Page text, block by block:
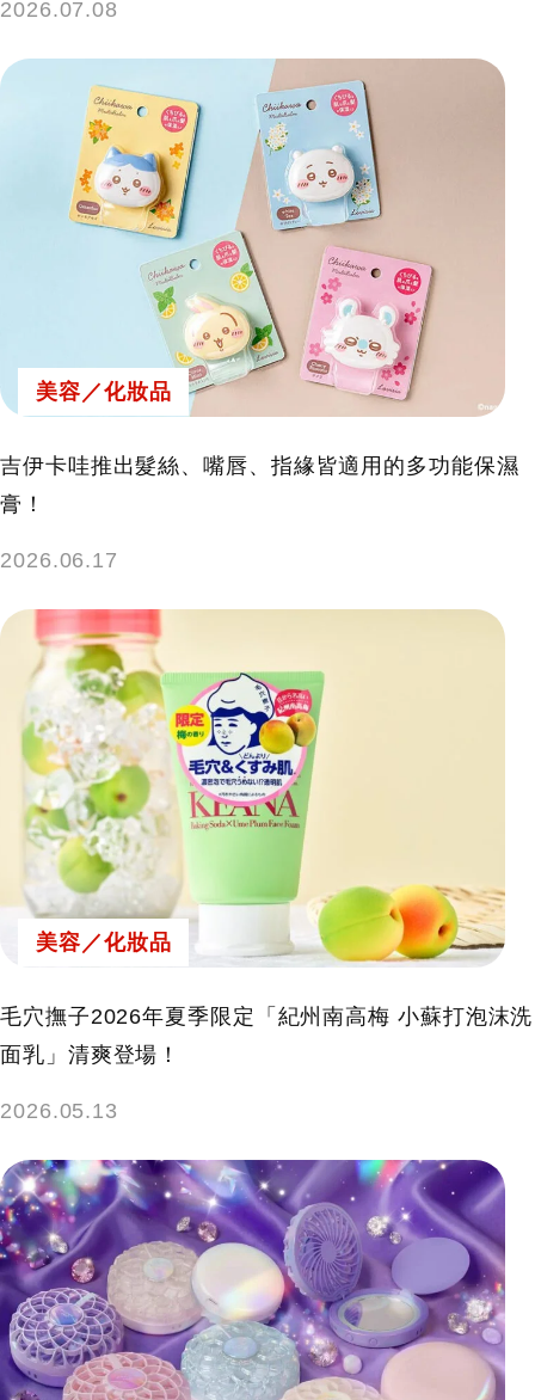
2026.07.08
美容／化妝品
吉伊卡哇推出髮絲、嘴唇、指緣皆適用的多功能保濕
膏！
2026.06.17
美容／化妝品
毛穴撫子2026年夏季限定「紀州南高梅 小蘇打泡沫洗
面乳」清爽登場！
2026.05.13